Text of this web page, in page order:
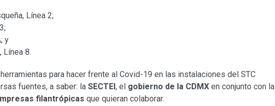
Línea 2;
y
Línea 8.
para hacer frente al Covid-19 en las instalaciones del STC
fuentes, a saber: la SECTEI , el gobierno de la CDMX en conjunto con la
filantrópicas que quieran colaborar.